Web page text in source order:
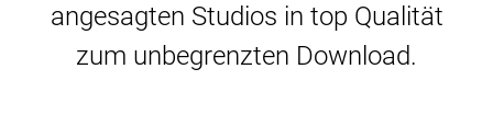
angesagten Studios in top Qualität
zum unbegrenzten Download.